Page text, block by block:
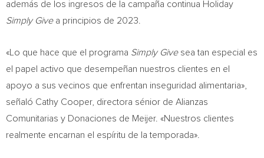
además de los ingresos de la campaña continua Holiday
Simply Givea principios de 2023.
«Lo que hace que el programa Simply Givesea tan especial es
el papel activo que desempeñan nuestros clientes en el
apoyo a sus vecinos que enfrentan inseguridad alimentaria»,
señaló Cathy Cooper, directora sénior de Alianzas
Comunitarias y Donaciones de Meijer. «Nuestros clientes
realmente encarnan el espíritu de la temporada».